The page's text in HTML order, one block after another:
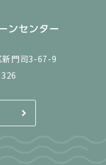
新門司3-67-9